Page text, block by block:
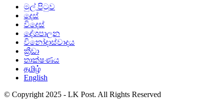
මුල් පිටුව
දෙස්
විදෙස්
දේශපාලන
විනෝදාස්වාදය
ක්‍රීඩා
තාක්ෂණය
தமிழ்
English
© Copyright 2025 - LK Post. All Rights Reserved